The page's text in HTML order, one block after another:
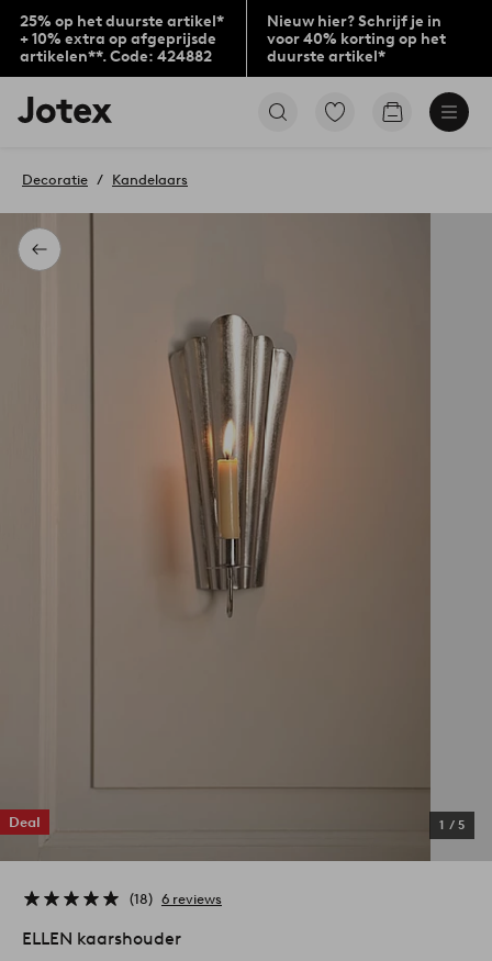
25% op het duurste artikel*
+ 10% extra op afgeprijsde
artikelen**. Code: 424882
Nieuw hier? Schrijf je in
voor 40% korting op het
duurste artikel*
Jotex
logo
to
home
page
Ga
Go
Terug
Decoratie Kandelaars
Deal 1 / 5
18 6 reviews
ELLEN kaarshouder